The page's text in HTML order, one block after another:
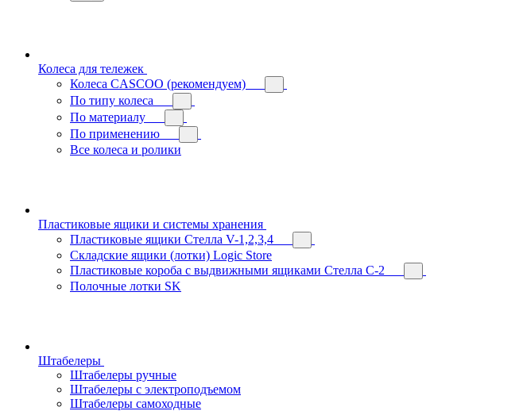
Колеса для тележек
Колеса CASCOO (рекомендуем)
По типу колеса
По материалу
По применению
Все колеса и ролики
Пластиковые ящики и системы хранения
Пластиковые ящики Стелла V-1,2,3,4
Складские ящики (лотки) Logiс Store
Пластиковые короба с выдвижными ящиками Стелла С-2
Полочные лотки SK
Штабелеры
Штабелеры ручные
Штабелеры с электроподъемом
Штабелеры самоходные